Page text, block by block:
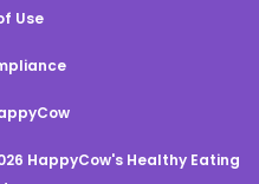
Use
HappyCow's Healthy Eating